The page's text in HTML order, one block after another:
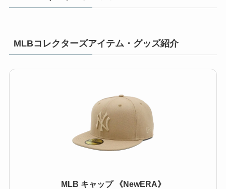
MLBコレクターズアイテム・グッズ紹介
MLB キャップ 《NewERA》